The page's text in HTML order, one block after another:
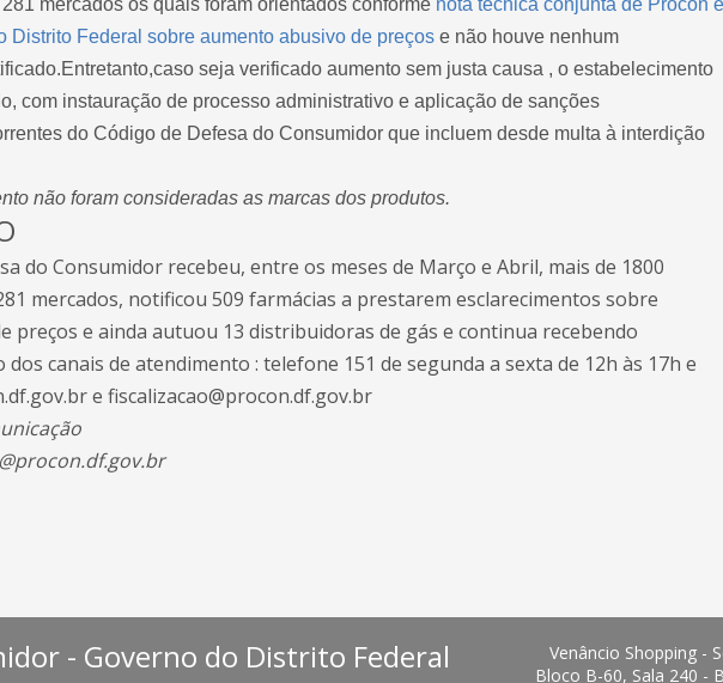
mercados os quais foram orientados conforme nota técnica conjunta de Procon e
Distrito Federal sobre aumento abusivo de preços e não houve nenhum
Entretanto,caso seja verificado aumento sem justa causa , o estabelecimento
com instauração de processo administrativo e aplicação de sanções
do Código de Defesa do Consumidor que incluem desde multa à interdição
não foram consideradas as marcas dos produtos.
do Consumidor recebeu, entre os meses de Março e Abril, mais de 1800
mercados, notificou 509 farmácias a prestarem esclarecimentos sobre
preços e ainda autuou 13 distribuidoras de gás e continua recebendo
canais de atendimento : telefone 151 de segunda a sexta de 12h às 17h e
e fiscalizacao@procon.df.gov.br
- Governo do Distrito Federal
Venâncio Shopping -
Bloco B-60, Sala 240 -